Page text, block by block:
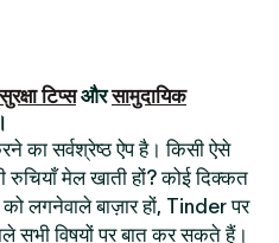
सुरक्षा टिप्सऔरसामुदायिक
का सर्वश्रेष्ठ ऐप है। किसी ऐसे
मेल खाती हों? कोई दिक्कत
को लगनेवाले बाज़ार हों, Tinder पर
विषयों पर बात कर सकते हैं।